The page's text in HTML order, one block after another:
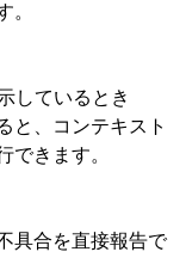
。
しているとき
と、コンテキスト
できます。
具合を直接報告で